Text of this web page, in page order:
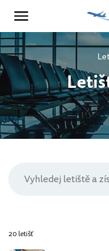
20 letišť